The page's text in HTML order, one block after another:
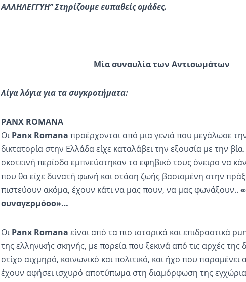
ΑΛΛΗΛΕΓΓΥΗ’’ Στηρίζουμε ευπαθείς ομάδες.
Μία συναυλία των Αντισωμάτων
Λίγα λόγια για τα συγκροτήματα:
PANX ROMANA
ΟιPanx Romana προέρχονται από μια γενιά που μεγάλωσε
δικτατορία στην Ελλάδα είχε καταλάβει την εξουσία με την
σκοτεινή περίοδο εμπνεύστηκαν το εφηβικό τους όνειρο να
που θα είχε δυνατή φωνή και στάση ζωής βασισμένη στην
πιστεύουν ακόμα, έχουν κάτι να μας πουν, να μας φωνάξουν..
συναγερμόοο»…
ΟιPanx Romana είναι από τα πιο ιστορικά και επιδραστικά
της ελληνικής σκηνής, με πορεία που ξεκινά από τις αρχές της
στίχο αιχμηρό, κοινωνικό και πολιτικό, και ήχο που παραμένει
έχουν αφήσει ισχυρό αποτύπωμα στη διαμόρφωση της